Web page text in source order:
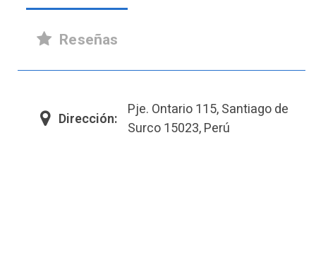
Reseñas
Dirección:
Pje. Ontario 115, Santiago de
Surco 15023, Perú